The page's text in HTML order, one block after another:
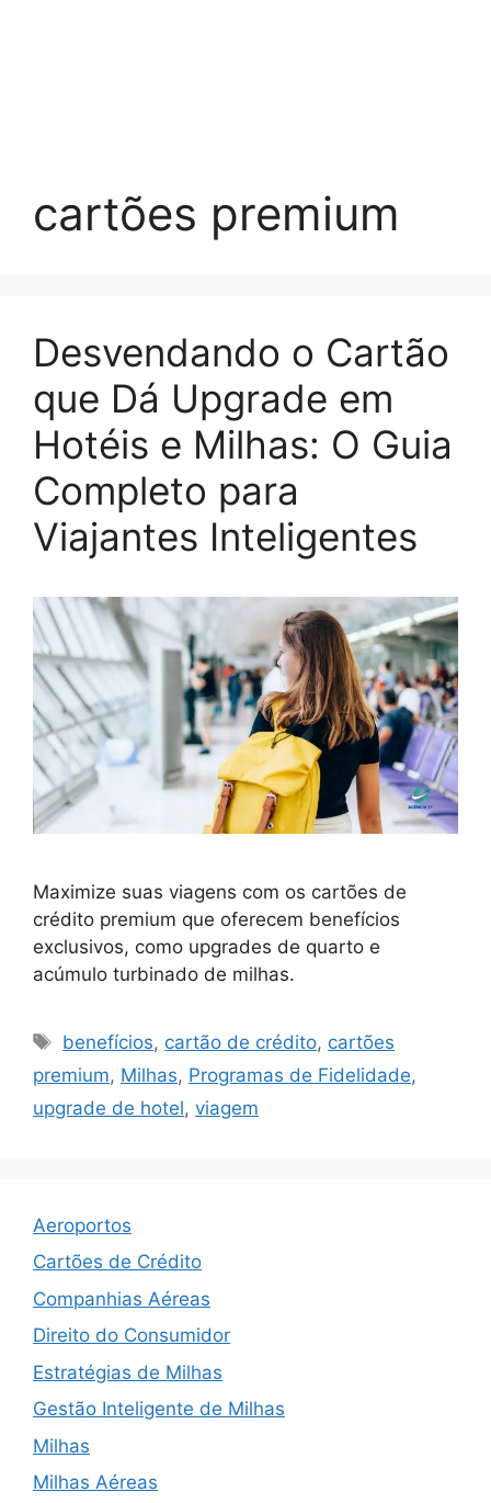
cartões premium
Desvendando o Cartão
que Dá Upgrade em
Hotéis e Milhas: O Guia
Completo para
Viajantes Inteligentes
Maximize suas viagens com os cartões de
crédito premium que oferecem benefícios
exclusivos, como upgrades de quarto e
acúmulo turbinado de milhas.
Tags
benefícios, cartão de crédito, cartões
premium, Milhas, Programas de Fidelidade,
upgrade de hotel, viagem
Aeroportos
Cartões de Crédito
Companhias Aéreas
Direito do Consumidor
Estratégias de Milhas
Gestão Inteligente de Milhas
Milhas
Milhas Aéreas